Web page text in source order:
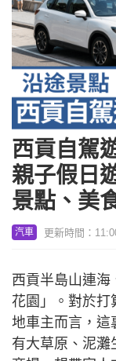
西貢自駕
親子假日
景點、美
汽車 更新時間：
西貢半島山連海
花園」。對於打
地車主而言，這
有大草原、泥灘